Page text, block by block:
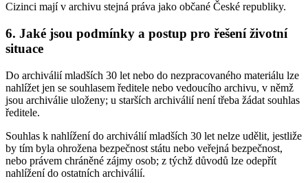
Cizinci mají v archivu stejná práva jako občané České republiky.
6. Jaké jsou podmínky a postup pro řešení životní
situace
Do archiválií mladších 30 let nebo do nezpracovaného materiálu lze
nahlížet jen se souhlasem ředitele nebo vedoucího archivu, v němž
jsou archiválie uloženy; u starších archiválií není třeba žádat souhlas
ředitele.
Souhlas k nahlížení do archiválií mladších 30 let nelze udělit, jestliže
by tím byla ohrožena bezpečnost státu nebo veřejná bezpečnost,
nebo právem chráněné zájmy osob; z týchž důvodů lze odepřít
nahlížení do ostatních archiválií.